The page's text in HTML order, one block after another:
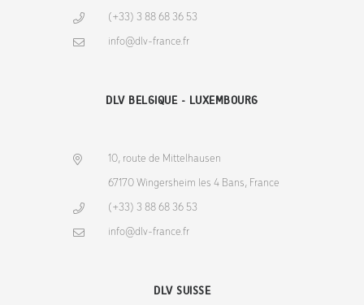
(+33) 3 88 68 36 53
info@dlv-france.fr
DLV BELGIQUE - LUXEMBOURG
10, route de Mittelhausen
67170 Wingersheim les 4 Bans, France
(+33) 3 88 68 36 53
info@dlv-france.fr
DLV SUISSE